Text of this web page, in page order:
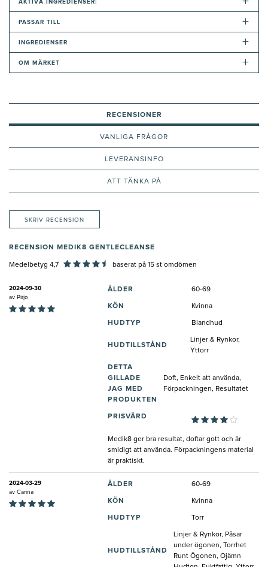
AKTIVA INGREDIENSER:
PASSAR TILL +
INGREDIENSER +
OM MÄRKET +
RECENSIONER
VANLIGA FRÅGOR
LEVERANSINFO
ATT TÄNKA PÅ
SKRIV RECENSION
RECENSION MEDIK8 GENTLECLEANSE
Medelbetyg 4,7 baserat på 15 st omdömen
2024-09-30
av Pirjo
ÅLDER 60-69
KÖN Kvinna
HUDTYP Blandhud
HUDTILLSTÅND
Linjer & Rynkor,
Yttorr
DETTA
GILLADE
JAG MED
PRODUKTEN
Doft, Enkelt att använda,
Förpackningen, Resultatet
PRISVÄRD
Medik8 ger bra resultat, doftar gott och är
smidigt att använda. Förpackningens material
är praktiskt.
2024-03-29
av Carina
ÅLDER 60-69
KÖN Kvinna
HUDTYP Torr
HUDTILLSTÅND
Linjer & Rynkor, Påsar
under ögonen, Torrhet
Runt Ögonen, Ojämn